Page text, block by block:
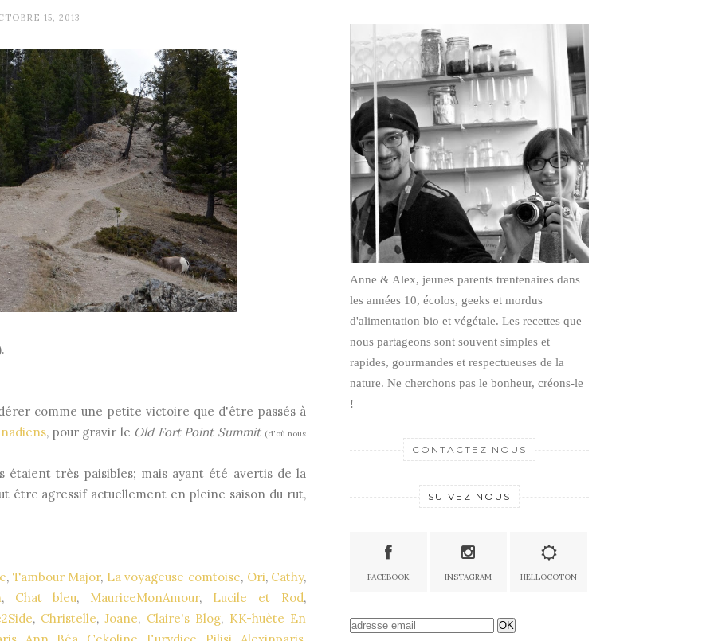
15, 2013
comme une petite victoire que d'être passés à
, pour gravir le Old Fort Point Summit (d'où nous
étaient très paisibles; mais ayant été avertis de la
être agressif actuellement en pleine saison du rut,
, Tambour Major, La voyageuse comtoise, Ori, Cathy,
, Chat bleu, MauriceMonAmour, Lucile et Rod,
, Christelle,Joane, Claire's Blog, KK-huète En
Anne & Alex, jeunes parents trentenaires dans
les années 10, écolos, geeks et mordus
d'alimentation bio et végétale. Les recettes que
nous partageons sont souvent simples et
rapides, gourmandes et respectueuses de la
nature. Ne cherchons pas le bonheur, créons-le
!
CONTACTEZ NOUS
SUIVEZ NOUS
FACEBOOK INSTAGRAM HELLOCOTON
OK